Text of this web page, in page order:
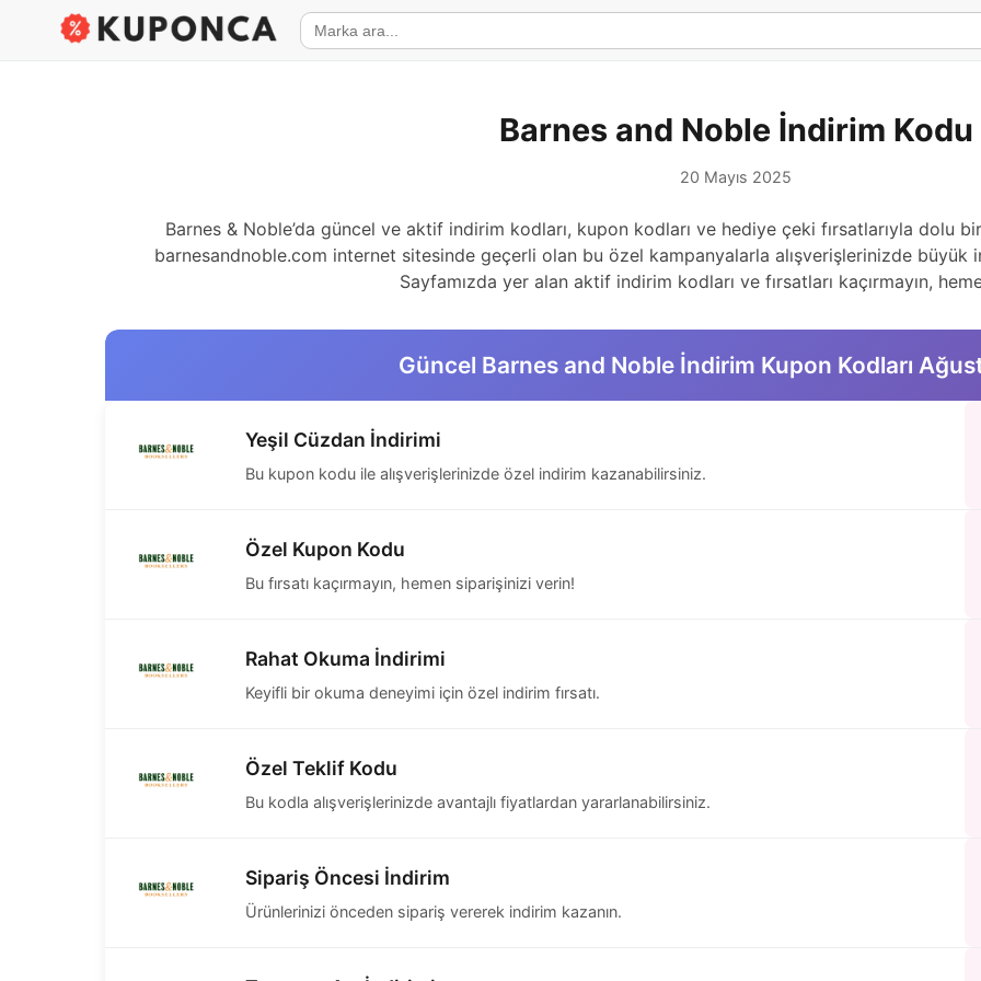
Barnes and Noble İndirim Kodu
20 Mayıs 2025
Barnes & Noble’da güncel ve aktif indirim kodları, kupon kodları ve hediye çeki fırsatlarıyla dolu
barnesandnoble.com internet sitesinde geçerli olan bu özel kampanyalarla alışverişlerinizde büyük
Sayfamızda yer alan aktif indirim kodları ve fırsatları kaçırmayın,
Güncel Barnes and Noble İndirim Kupon Kodları
Yeşil Cüzdan İndirimi
Bu kupon kodu ile alışverişlerinizde özel indirim kazanabilirsiniz.
Özel Kupon Kodu
Bu fırsatı kaçırmayın, hemen siparişinizi verin!
Rahat Okuma İndirimi
Keyifli bir okuma deneyimi için özel indirim fırsatı.
Özel Teklif Kodu
Bu kodla alışverişlerinizde avantajlı fiyatlardan yararlanabilirsiniz.
Sipariş Öncesi İndirim
Ürünlerinizi önceden sipariş vererek indirim kazanın.